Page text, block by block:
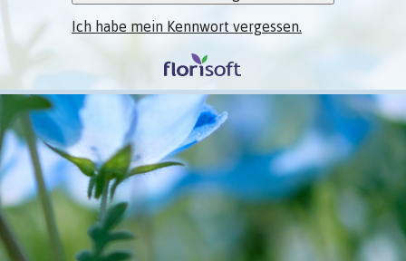
Ich habe mein Kennwort vergessen.